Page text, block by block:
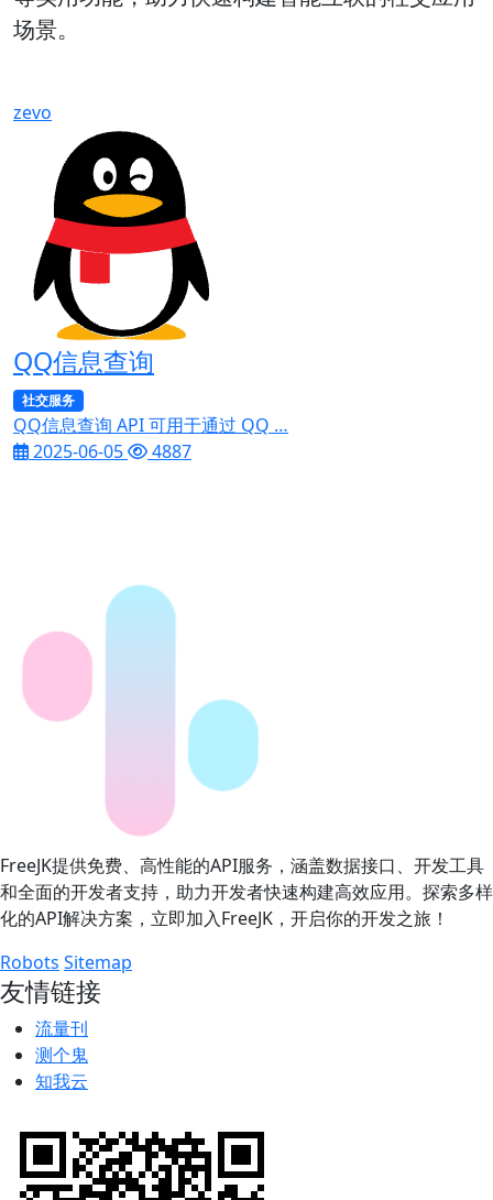
场景。
zevo
QQ信息查询
社交服务
QQ信息查询 API 可用于通过 QQ …
2025-06-05
4887
FreeJK提供免费、高性能的API服务，涵盖数据接口、开发工具
和全面的开发者支持，助力开发者快速构建高效应用。探索多样
化的API解决方案，立即加入FreeJK，开启你的开发之旅！
Robots Sitemap
友情链接
流量刊
测个鬼
知我云